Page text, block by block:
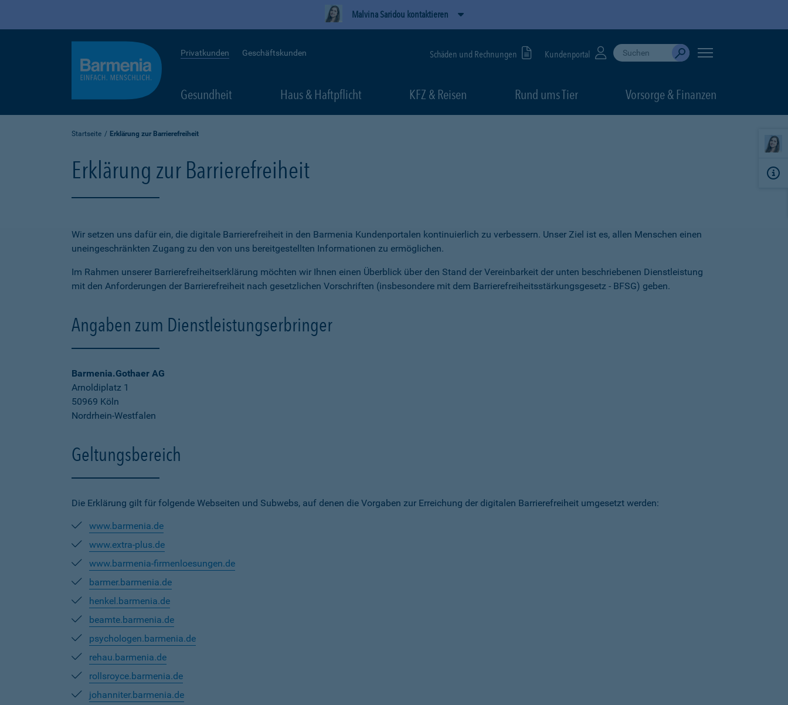
Malvina Saridou kontaktieren
Privatkunden Geschäftskunden Schäden und Rechnungen Kundenportal Suche durchführen
When autocomplete results are available, use
Absenden
Gesundheit Haus & Haftpflicht KFZ & Reisen Rund ums Tier Vorsorge & Finanzen
Startseite Erklärung zur Barrierefreiheit
Erklärung zur Barrierefreiheit
Wir setzen uns dafür ein, die digitale Barrierefreiheit in den Barmenia Kundenportalen kontinuierlich zu verbessern. Unser Ziel ist es, allen Menschen einen
uneingeschränkten Zugang zu den von uns bereitgestellten Informationen zu ermöglichen.
Im Rahmen unserer Barrierefreiheitserklärung möchten wir Ihnen einen Überblick über den Stand der Vereinbarkeit der unten beschriebenen Dienstleistung
mit den Anforderungen der Barrierefreiheit nach gesetzlichen Vorschriften (insbesondere mit dem Barrierefreiheitsstärkungsgesetz - BFSG) geben.
Angaben zum Dienstleistungserbringer
Barmenia.Gothaer AG
Arnoldiplatz 1
50969 Köln
Nordrhein-Westfalen
Geltungsbereich
Die Erklärung gilt für folgende Webseiten und Subwebs, auf denen die Vorgaben zur Erreichung der digitalen Barrierefreiheit umgesetzt werden:
www.barmenia.de
www.extra-plus.de
www.barmenia-firmenloesungen.de
barmer.barmenia.de
henkel.barmenia.de
beamte.barmenia.de
psychologen.barmenia.de
rehau.barmenia.de
rollsroyce.barmenia.de
johanniter.barmenia.de